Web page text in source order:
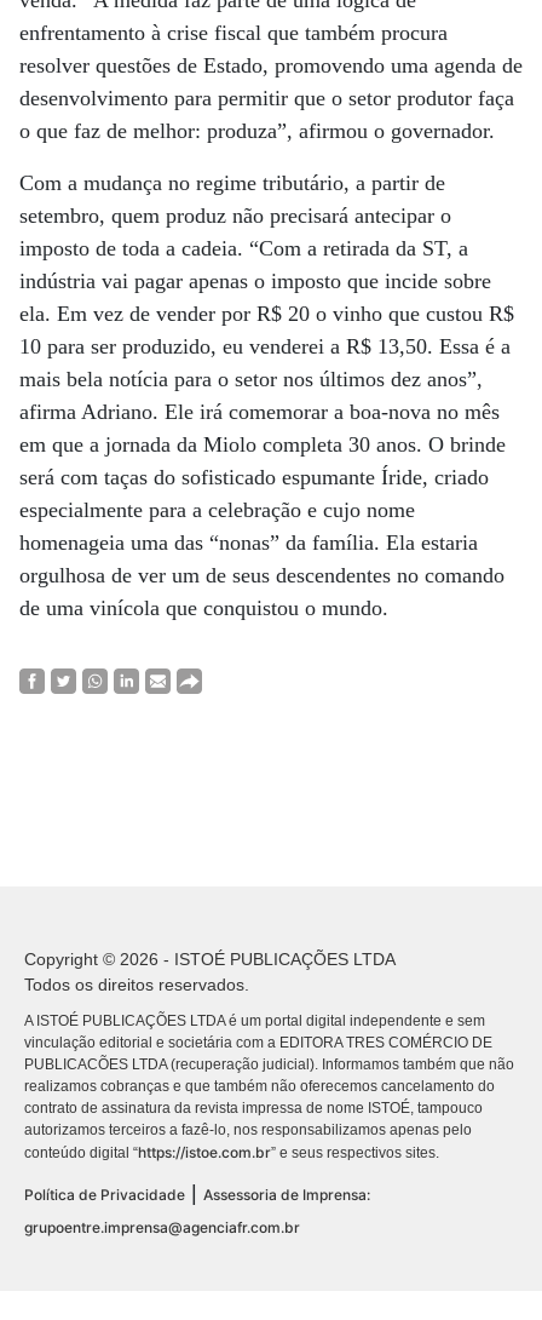
enfrentamento à crise fiscal que também procura
resolver questões de Estado, promovendo uma agenda de
desenvolvimento para permitir que o setor produtor faça
o que faz de melhor: produza”, afirmou o governador.
Com a mudança no regime tributário, a partir de
setembro, quem produz não precisará antecipar o
imposto de toda a cadeia. “Com a retirada da ST, a
indústria vai pagar apenas o imposto que incide sobre
ela. Em vez de vender por R$ 20 o vinho que custou R$
10 para ser produzido, eu venderei a R$ 13,50. Essa é a
mais bela notícia para o setor nos últimos dez anos”,
afirma Adriano. Ele irá comemorar a boa-nova no mês
em que a jornada da Miolo completa 30 anos. O brinde
será com taças do sofisticado espumante Íride, criado
especialmente para a celebração e cujo nome
homenageia uma das “nonas” da família. Ela estaria
orgulhosa de ver um de seus descendentes no comando
de uma vinícola que conquistou o mundo.
Copyright © 2026 - ISTOÉ PUBLICAÇÕES LTDA
Todos os direitos reservados.
A ISTOÉ PUBLICAÇÕES LTDA é um portal digital independente e sem
vinculação editorial e societária com a EDITORA TRES COMÉRCIO DE
PUBLICACÕES LTDA (recuperação judicial). Informamos também que não
realizamos cobranças e que também não oferecemos cancelamento do
contrato de assinatura da revista impressa de nome ISTOÉ, tampouco
autorizamos terceiros a fazê-lo, nos responsabilizamos apenas pelo
conteúdo digital “https://istoe.com.br” e seus respectivos sites.
Política de Privacidade
Assessoria de Imprensa:
grupoentre.imprensa@agenciafr.com.br